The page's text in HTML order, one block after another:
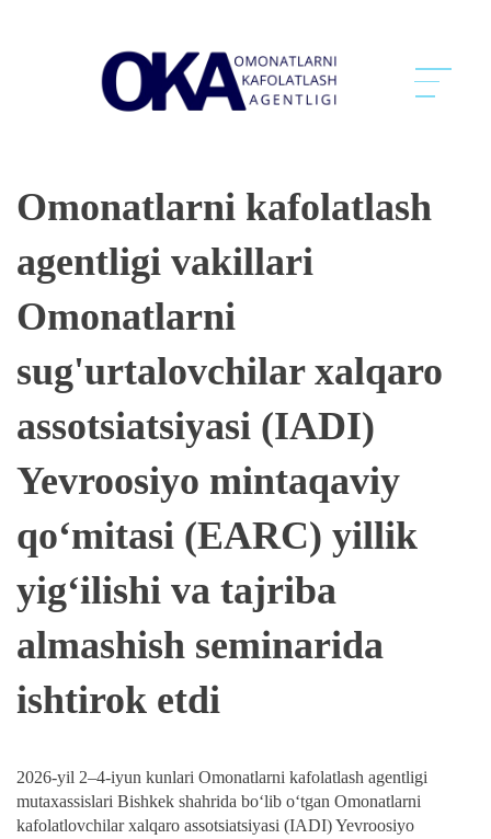
Omonatlarni kafolatlash
agentligi vakillari
Omonatlarni
sug'urtalovchilar xalqaro
assotsiatsiyasi (IADI)
Yevroosiyo mintaqaviy
qo‘mitasi (EARC) yillik
yig‘ilishi va tajriba
almashish seminarida
ishtirok etdi
2026-yil 2–4-iyun kunlari Omonatlarni kafolatlash agentligi
mutaxassislari Bishkek shahrida bo‘lib o‘tgan Omonatlarni
kafolatlovchilar xalqaro assotsiatsiyasi (IADI) Yevroosiyo